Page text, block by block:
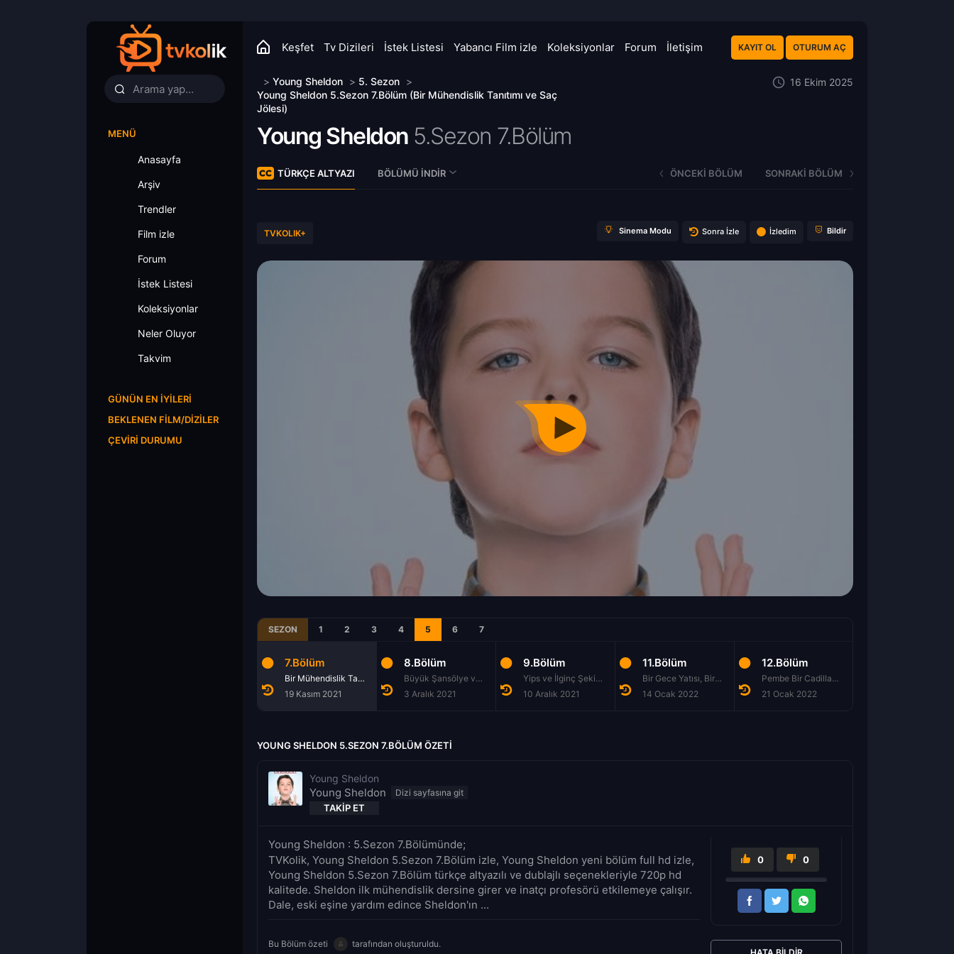
Keşfet Tv Dizileri İstek Listesi Yabancı Film izle Koleksiyonlar Forum İletişim KAYIT OL OTURUM AÇ
MENÜ
Anasayfa
Arşiv
Trendler
Film izle
Forum
İstek Listesi
Koleksiyonlar
Neler Oluyor
Takvim
GÜNÜN EN İYILERI
BEKLENEN FILM/DIZILER
ÇEVIRI DURUMU
> Young Sheldon > 5. Sezon >
Young Sheldon 5.Sezon 7.Bölüm (Bir Mühendislik Tanıtımı ve Saç
Jölesi)
16 Ekim 2025
Young Sheldon 5.Sezon 7.Bölüm
TÜRKÇE ALTYAZI BÖLÜMÜ İNDIR ÖNCEKI BÖLÜM SONRAKI BÖLÜM
TVKOLIK+ Sinema Modu Sonra İzle İzledim Bildir
SEZON 1 2 3 4 5 6 7
7.Bölüm
Bir Mühendislik Tanıtımı ve Saç Jölesi
19 Kasım 2021
8.Bölüm
Büyük Şansölye ve Bir Günah İni
3 Aralık 2021
9.Bölüm
Yips ve İlginç Şekilde Hipnotize Edici Bir Bohem
10 Aralık 2021
11.Bölüm
Bir Gece Yatısı, Bir Hava Durumu Sunucusu ve İğrenç Bir Alışkanlık
14 Ocak 2022
12.Bölüm
Pembe Bir Cadillac ve Şanlı Bir Kabile Dansı
21 Ocak 2022
YOUNG SHELDON 5.SEZON 7.BÖLÜM ÖZETI
Young Sheldon
Young Sheldon
TAKIP ET
Young Sheldon : 5.Sezon 7.Bölümünde;
TVKolik, Young Sheldon 5.Sezon 7.Bölüm izle, Young Sheldon yeni bölüm full hd izle,
Young Sheldon 5.Sezon 7.Bölüm türkçe altyazılı ve dublajlı seçenekleriyle 720p hd
kalitede. Sheldon ilk mühendislik dersine girer ve inatçı profesörü etkilemeye çalışır.
Dale, eski eşine yardım edince Sheldon'ın ...
Bu Bölüm özeti tarafından oluşturuldu.
0 0